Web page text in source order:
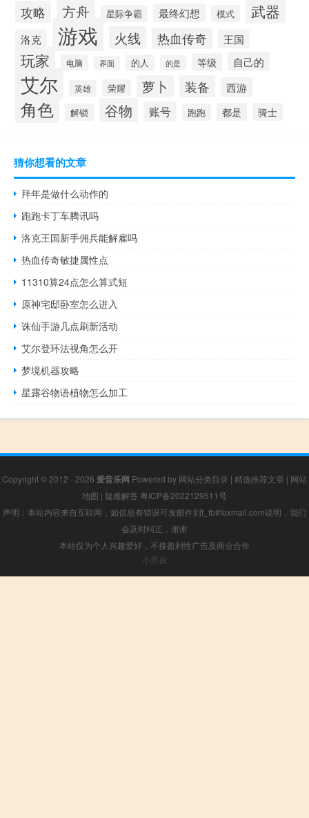
攻略 方舟 星际争霸 最终幻想 模式 武器
洛克 游戏 火线 热血传奇 王国
玩家 电脑 界面 的人 的是 等级 自己的
艾尔 英雄 荣耀 萝卜 装备 西游
角色 解锁 谷物 账号 跑跑 都是 骑士
猜你想看的文章
拜年是做什么动作的
跑跑卡丁车腾讯吗
洛克王国新手佣兵能解雇吗
热血传奇敏捷属性点
11310算24点怎么算式短
原神宅邸卧室怎么进入
诛仙手游几点刷新活动
艾尔登环法视角怎么开
梦境机器攻略
星露谷物语植物怎么加工
Copyright © 2012 - 2026 爱音乐网 Powered by 网站分类目录 | 精选推荐文章 | 网站
地图 | 疑难解答 粤ICP备2022129511号
声明：本站内容来自互联网，如信息有错误可发邮件到f_fb#foxmail.com说明，我们
会及时纠正，谢谢
本站仅为个人兴趣爱好，不接盈利性广告及商业合作
小男孩